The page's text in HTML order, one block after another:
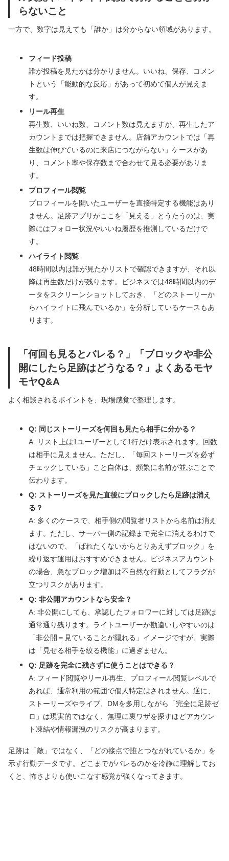
らないこと
一方で、数字は見えても「誰か」は分からない領域があります。
フィード投稿
誰が投稿を見たかは分かりません。いいね、保存、コメン
トという「能動的な反応」があって初めて個人が見えま
す。
リール再生
再生数、いいね数、コメント数は見えますが、再生したア
カウントまでは把握できません。店舗アカウントでは「再
生数は伸びているのに来店につながらない」ケースがあ
り、コメント率や保存数まで合わせて見る必要がありま
す。
プロフィール閲覧
プロフィールを開いたユーザーを直接特定する機能はあり
ません。足跡アプリがここを「見える」とうたうのは、実
際にはフォロー状況やいいね履歴を推測しているだけで
す。
ハイライト閲覧
48時間以内は誰が見たかリストで確認できますが、それ以
降は再生数だけが残ります。ビジネスでは48時間以内のデ
ータをスクリーンショットしておき、「どのストーリーか
らハイライトに飛んでいるか」を分析しているケースもあ
ります。
「何回も見るとバレる？」「ブロックや非公
開にしたら足跡はどうなる？」よくあるモヤ
モヤQ&A
よく相談されるポイントを、現場感覚で整理します。
Q: 同じストーリーズを何回も見たら相手に分かる？
A: リスト上は1ユーザーとして1行だけ表示されます。回数
は相手に見えません。ただし、「毎回ストーリーズを必ず
チェックしている」こと自体は、頻繁に名前が並ぶことで
伝わります。
Q: ストーリーズを見た直後にブロックしたら足跡は消え
る？
A: 多くのケースで、相手側の閲覧者リストから名前は消え
ます。ただし、サーバー側の記録まで完全に消えるわけで
はないので、「ばれたくないからとりあえずブロック」を
繰り返す運用はおすすめできません。ビジネスアカウント
の場合、急なブロック増加は不自然な行動としてフラグが
立つリスクがあります。
Q: 非公開アカウントなら安全？
A: 非公開にしても、承認したフォロワーに対しては足跡は
通常通り残ります。ライトユーザーが勘違いしやすいのは
「非公開＝見ていることが隠れる」イメージですが、実際
は「見せる相手を絞る機能」に過ぎません。
Q: 足跡を完全に残さずに使うことはできる？
A: フィード閲覧やリール再生、プロフィール閲覧レベルで
あれば、通常利用の範囲で個人特定はされません。逆に、
ストーリーズやライブ、DMを多用しながら「完全に足跡ゼ
ロ」は現実的ではなく、無理に裏ワザを探すほどアカウン
ト凍結や情報漏洩のリスクが高まります。
足跡は「敵」ではなく、「どの接点で誰とつながれているか」を
示す行動データです。どこまでがバレるのかを冷静に理解してお
くと、怖さよりも使いこなす感覚が強くなってきます。